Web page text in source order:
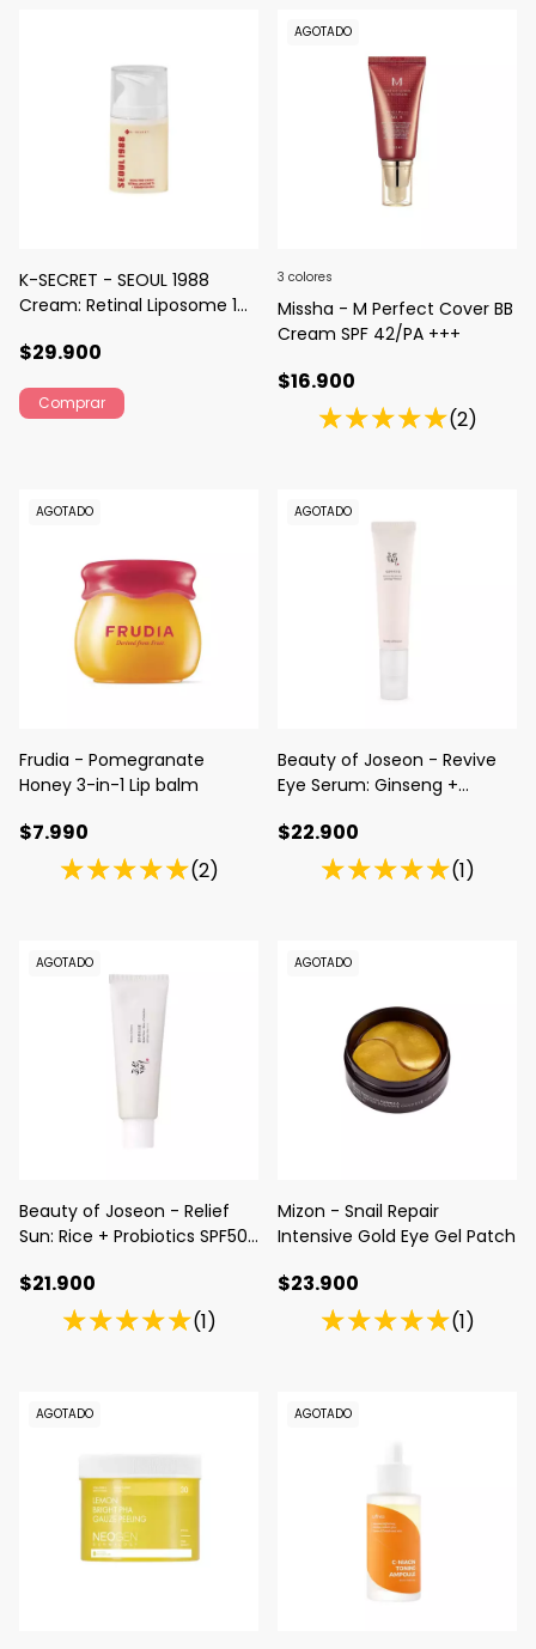
K-SECRET - SEOUL 1988
Cream: Retinal Liposome 1%
$29.900
AGOTADO
Missha - M Perfect Cover BB
Cream SPF 42/PA +++
$16.900
(2)
3 colores
AGOTADO
Frudia - Pomegranate
Honey 3-in-1 Lip balm
$7.990
(2)
AGOTADO
Beauty of Joseon - Revive
Eye Serum: Ginseng +
$22.900
(1)
AGOTADO
Beauty of Joseon - Relief
Sun: Rice + Probiotics SPF50+
$21.900
(1)
AGOTADO
Mizon - Snail Repair
Intensive Gold Eye Gel Patch
$23.900
(1)
AGOTADO AGOTADO